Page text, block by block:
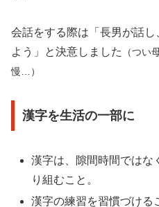
会話をする際は「長男が話
よう」と決意しました
（つい
慢…）
漢字を生活の一部に
漢字は、隙間時間ではな
り組むこと。
漢字の練習を習慣づける